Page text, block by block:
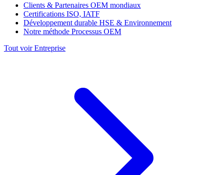
Clients & Partenaires OEM mondiaux
Certifications ISO, IATF
Développement durable HSE & Environnement
Notre méthode Processus OEM
Tout voir Entreprise